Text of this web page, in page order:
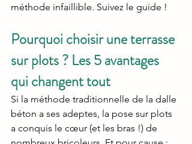
méthode infaillible. Suivez le guide !
Pourquoi choisir une terrasse
sur plots ? Les 5 avantages
qui changent tout
Si la méthode traditionnelle de la dalle
béton a ses adeptes, la pose sur plots
a conquis le cœur (et les bras !) de